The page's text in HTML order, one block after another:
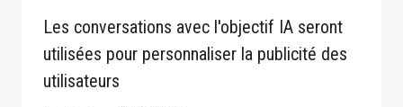
Les conversations avec l'objectif IA seront
utilisées pour personnaliser la publicité des
utilisateurs